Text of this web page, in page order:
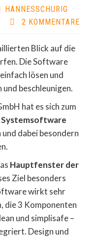
HANNESSCHURIG ·
2 KOMMENTARE
Blick auf die
Die Software
lösen und
beschleunigen.
hat es sich zum
dabei besondern
Hauptfenster der
Ziel besonders
wirkt sehr
die 3 Komponenten
und simplisafe –
Design und